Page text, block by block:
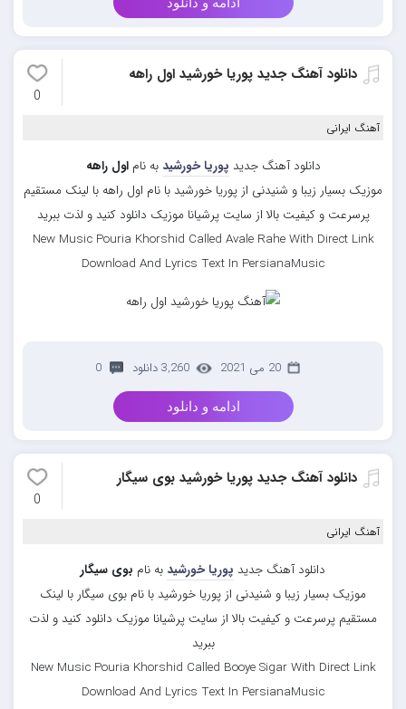
دانلود آهنگ جدید پوریا خورشید اول راهه
0
آهنگ ایرانی
دانلود آهنگ جدید پوریا خورشید به ناماول راهه
موزیک بسیار زیبا و شنیدنی از پوریا خورشید با نام اول راهه با لینک مستقیم
پرسرعت و کیفیت بالا از سایت پرشیانا موزیک دانلود کنید و لذت ببرید
New Music Pouria Khorshid Called Avale Rahe With Direct Link
Download And Lyrics Text In PersianaMusic
20 می 2021 3,260 دانلود 0
ادامه و دانلود
دانلود آهنگ جدید پوریا خورشید بوی سیگار
0
آهنگ ایرانی
دانلود آهنگ جدید پوریا خورشید به نام بوی سیگار
موزیک بسیار زیبا و شنیدنی از پوریا خورشید با نام بوی سیگار با لینک
مستقیم پرسرعت و کیفیت بالا از سایت پرشیانا موزیک دانلود کنید و لذت
ببرید
New Music Pouria Khorshid Called Booye Sigar With Direct Link
Download And Lyrics Text In PersianaMusic